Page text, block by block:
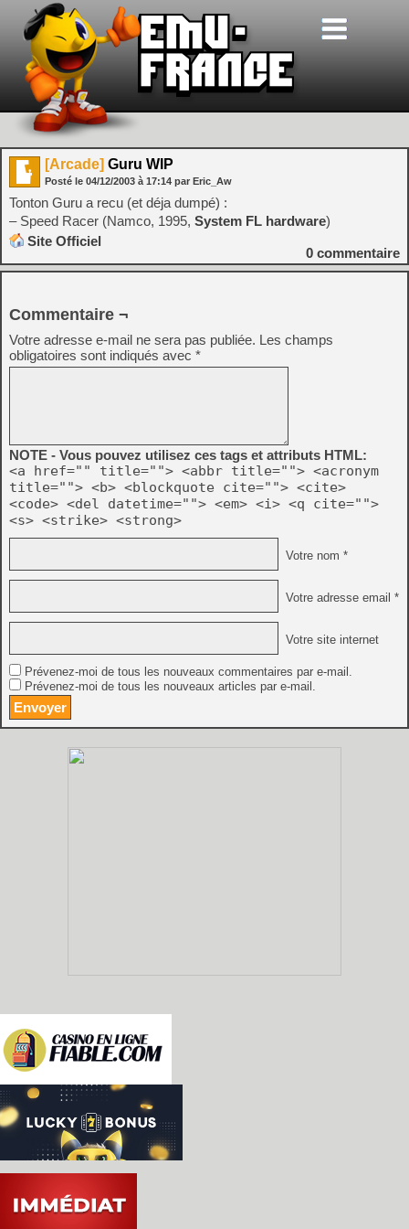
[Arcade] Guru WIP
Posté le 04/12/2003 à 17:14 par Eric_Aw
Tonton Guru a recu (et déja dumpé) :
– Speed Racer (Namco, 1995, System FL hardware)
Site Officiel
0 commentaire
Commentaire ¬
Votre adresse e-mail ne sera pas publiée. Les champs
obligatoires sont indiqués avec *
NOTE - Vous pouvez utilisez ces tags et attributs HTML:
<a href="" title=""> <abbr title=""> <acronym
title=""> <b> <blockquote cite=""> <cite>
<code> <del datetime=""> <em> <i> <q cite="">
<s> <strike> <strong>
Votre nom *
Votre adresse email *
Votre site internet
Prévenez-moi de tous les nouveaux commentaires par e-mail.
Prévenez-moi de tous les nouveaux articles par e-mail.